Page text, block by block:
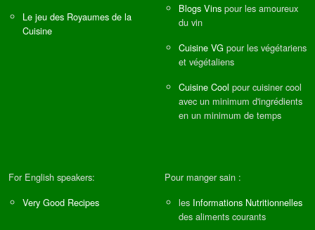
Le jeu des Royaumes de la
Cuisine
Blogs Vins pour les amoureux
du vin
Cuisine VG pour les végétariens
et végétaliens
Cuisine Cool pour cuisiner cool
avec un minimum d'ingrédients
en un minimum de temps
For English speakers:
Very Good Recipes
Pour manger sain :
les Informations Nutritionnelles
des aliments courants